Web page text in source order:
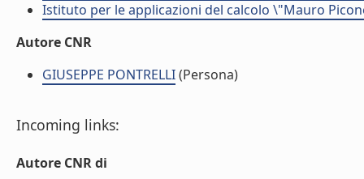
Istituto per le applicazioni del calcolo \"Mauro
Autore CNR
GIUSEPPE PONTRELLI(Persona)
Incoming links:
Autore CNR di